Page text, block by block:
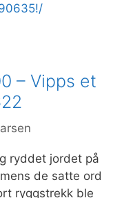
– Vipps et
ryddet jordet på
de satte ord
ryggstrekk ble